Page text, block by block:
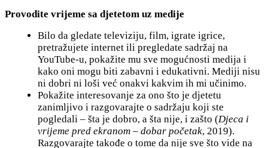
Provodite vrijeme sa djetetom uz medije
Bilo da gledate televiziju, film, igrate igrice,
pretražujete internet ili pregledate sadržaj na
YouTube-u, pokažite mu sve mogućnosti medija i
kako oni mogu biti zabavni i edukativni. Mediji nisu
ni dobri ni loši već onakvi kakvim ih mi učinimo.
Pokažite interesovanje za ono što je djetetu
zanimljivo i razgovarajte o sadržaju koji ste
pogledali – šta je dobro, a šta nije, i zašto (Djeca i
vrijeme pred ekranom – dobar početak, 2019).
Razgovarajte takođe o tome da nije sve što vide na